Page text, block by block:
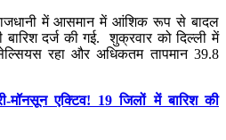
में आसमान में आंशिक रूप से बादल
दर्ज की गई. शुक्रवार को दिल्ली में
रहा और अधिकतम तापमान 39.8
मॉनसून एक्टिव! 19 जिलों में बारिश की